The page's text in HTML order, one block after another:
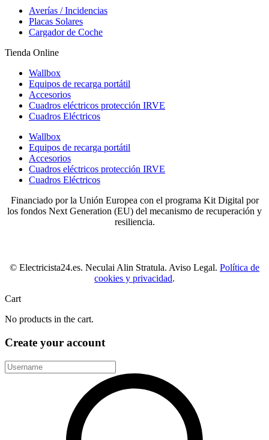
Averías / Incidencias
Placas Solares
Cargador de Coche
Tienda Online
Wallbox
Equipos de recarga portátil
Accesorios
Cuadros eléctricos protección IRVE
Cuadros Eléctricos
Wallbox
Equipos de recarga portátil
Accesorios
Cuadros eléctricos protección IRVE
Cuadros Eléctricos
Financiado por la Unión Europea con el programa Kit Digital por
los fondos Next Generation (EU) del mecanismo de recuperación y
resiliencia.
© Electricista24.es. Neculai Alin Stratula. Aviso Legal. Política de
cookies y privacidad.
Cart
No products in the cart.
Create your account